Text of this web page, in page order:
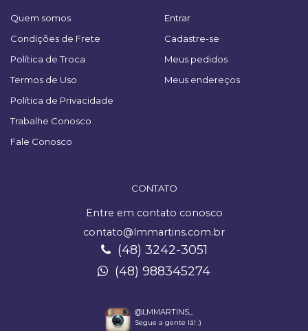
Quem somos
Condições de Frete
Política de Troca
Termos de Uso
Política de Privacidade
Trabalhe Conosco
Fale Conosco
Entrar
Cadastre-se
Meus pedidos
Meus endereços
CONTATO
Entre em contato conosco
contato@lmmartins.com.br
(48) 3242-3051
(48) 988345274
@LMMARTINS_
Segue a gente lá! :)